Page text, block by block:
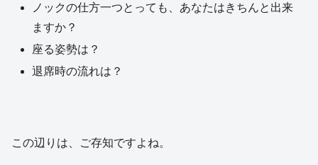
ノックの仕方一つとっても、あなたはきちんと出来
ますか？
座る姿勢は？
退席時の流れは？
この辺りは、ご存知ですよね。